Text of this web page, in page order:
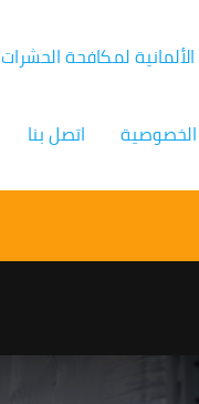
لمكافحة الحشرات
اتصل بنا